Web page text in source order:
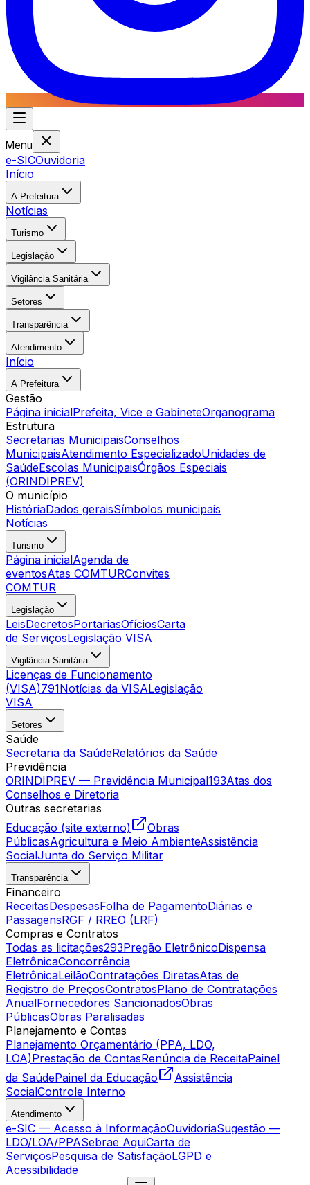
Menu
e-SICOuvidoria
Início
A Prefeitura
Notícias
Turismo
Legislação
Vigilância Sanitária
Setores
Transparência
Atendimento
Início
A Prefeitura
Gestão
Página inicialPrefeita, Vice e GabineteOrganograma
Estrutura
Secretarias MunicipaisConselhos
MunicipaisAtendimento EspecializadoUnidades de
SaúdeEscolas MunicipaisÓrgãos Especiais
(ORINDIPREV)
O município
HistóriaDados geraisSímbolos municipais
Notícias
Turismo
Página inicialAgenda de
eventosAtas COMTURConvites
COMTUR
Legislação
LeisDecretosPortariasOfíciosCarta
de ServiçosLegislação VISA
Vigilância Sanitária
Licenças de Funcionamento
(VISA)791Notícias da VISALegislação
VISA
Setores
Saúde
Secretaria da SaúdeRelatórios da Saúde
Previdência
ORINDIPREV — Previdência Municipal193Atas dos
Conselhos e Diretoria
Outras secretarias
Educação (site externo)
Obras
PúblicasAgricultura e Meio AmbienteAssistência
SocialJunta do Serviço Militar
Transparência
Financeiro
ReceitasDespesasFolha de PagamentoDiárias e
PassagensRGF / RREO (LRF)
Compras e Contratos
Todas as licitações293Pregão EletrônicoDispensa
EletrônicaConcorrência
EletrônicaLeilãoContratações DiretasAtas de
Registro de PreçosContratosPlano de Contratações
AnualFornecedores SancionadosObras
PúblicasObras Paralisadas
Planejamento e Contas
Planejamento Orçamentário (PPA, LDO,
LOA)Prestação de ContasRenúncia de ReceitaPainel
da SaúdePainel da Educação
Assistência
SocialControle Interno
Atendimento
e-SIC — Acesso à InformaçãoOuvidoriaSugestão —
LDO/LOA/PPASebrae AquiCarta de
ServiçosPesquisa de SatisfaçãoLGPD e
Acessibilidade